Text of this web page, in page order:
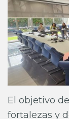
El objetivo
fortalezas y